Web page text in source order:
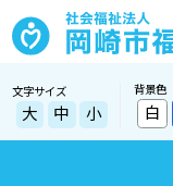
文字サイズ
大 中 小
背景色
白